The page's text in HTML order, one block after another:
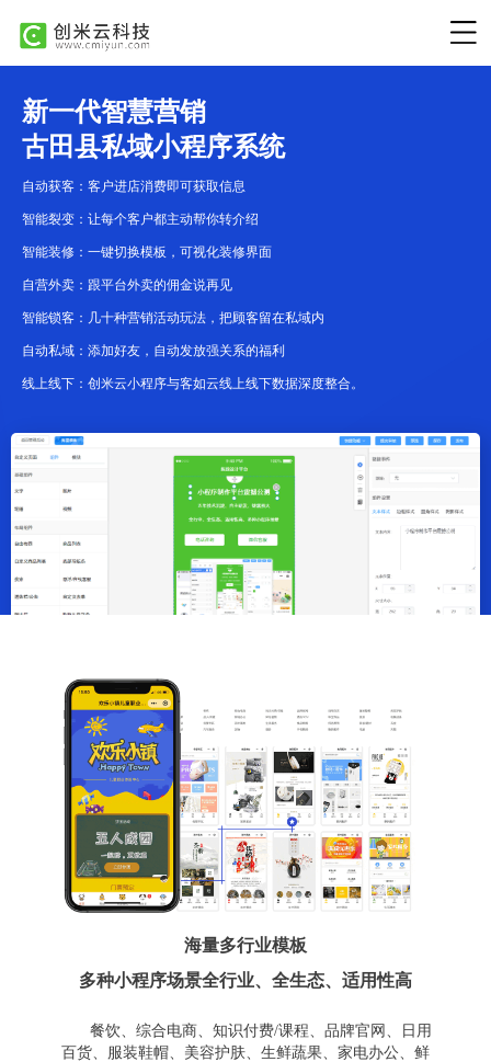
新一代智慧营销
古田县私域小程序系统
自动获客：客户进店消费即可获取信息
智能裂变：让每个客户都主动帮你转介绍
智能装修：一键切换模板，可视化装修界面
自营外卖：跟平台外卖的佣金说再见
智能锁客：几十种营销活动玩法，把顾客留在私域内
自动私域：添加好友，自动发放强关系的福利
线上线下：创米云小程序与客如云线上线下数据深度整合。
海量多行业模板
多种小程序场景全行业、全生态、适用性高
餐饮、综合电商、知识付费/课程、品牌官网、日用
百货、服装鞋帽、美容护肤、生鲜蔬果、家电办公、鲜